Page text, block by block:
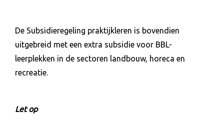
De Subsidieregeling praktijkleren is bovendien
uitgebreid met een extra subsidie voor BBL-
leerplekken in de sectoren landbouw, horeca en
recreatie.
Let op